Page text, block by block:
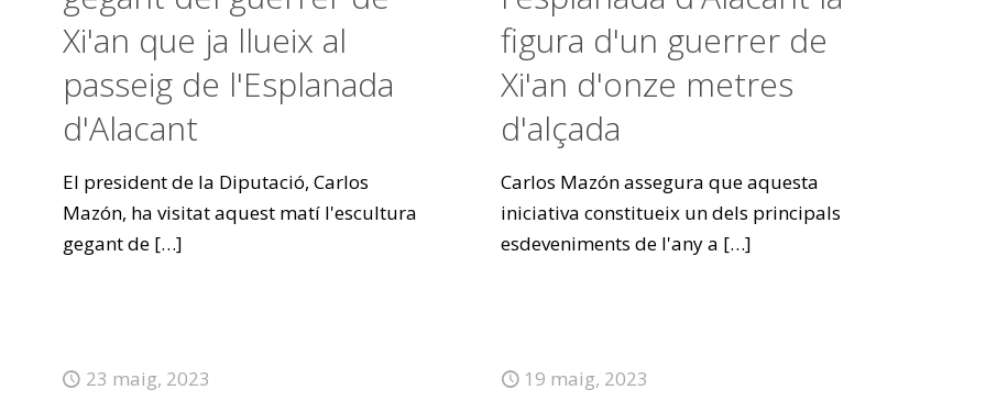
Xi'an que ja llueix al
passeig de l'Esplanada
d'Alacant
El president de la Diputació, Carlos
Mazón, ha visitat aquest matí l'escultura
gegant de[…]
figura d'un guerrer de
Xi'an d'onze metres
d'alçada
Carlos Mazón assegura que aquesta
iniciativa constitueix un dels principals
esdeveniments de l'any a […]
23 maig, 2023 19 maig, 2023